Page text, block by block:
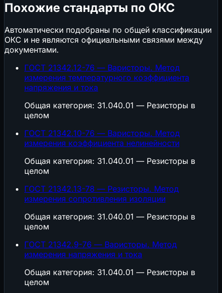
Похожие стандарты по ОКС
Автоматически подобраны по общей классификации
ОКС и не являются официальными связями между
документами.
ГОСТ 21342.12-76 — Варисторы. Метод
измерения температурного коэффициента
напряжения и тока
Общая категория: 31.040.01 — Резисторы в
целом
ГОСТ 21342.10-76 — Варисторы. Метод
измерения коэффициента нелинейности
Общая категория: 31.040.01 — Резисторы в
целом
ГОСТ 21342.13-78 — Резисторы. Метод
измерения сопротивления изоляции
Общая категория: 31.040.01 — Резисторы в
целом
ГОСТ 21342.9-76 — Варисторы. Метод
измерения напряжения и тока
Общая категория: 31.040.01 — Резисторы в
целом